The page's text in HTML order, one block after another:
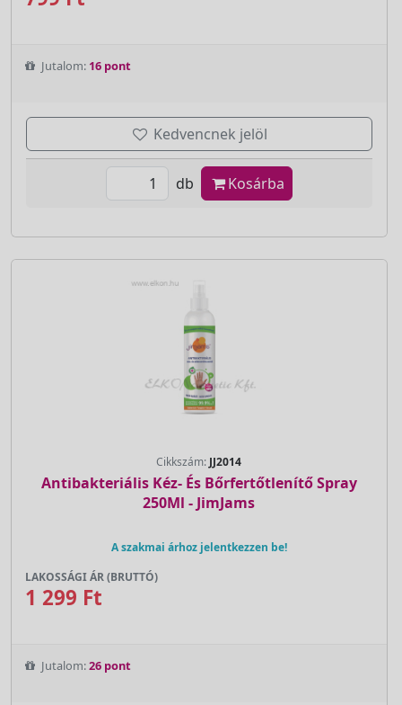
Jutalom: 16 pont
Kedvencnek jelöl
db Kosárba
Cikkszám: JJ2014
Antibakteriális Kéz- És Bőrfertőtlenítő Spray
250Ml - JimJams
A szakmai árhoz jelentkezzen be!
LAKOSSÁGI ÁR (BRUTTÓ)
1 299 Ft
Jutalom:26 pont